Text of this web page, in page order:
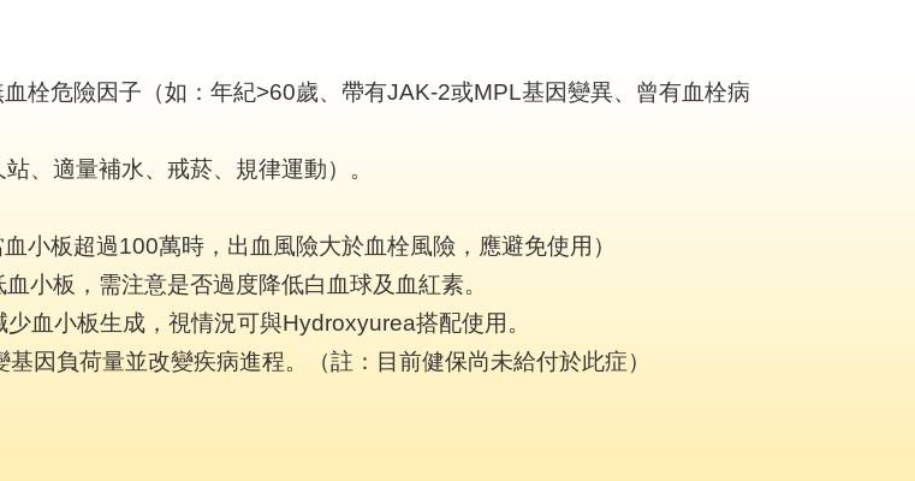
栓危險因子（如：年紀>60歲、帶有JAK-2或MPL基因變異、曾有血栓病
、適量補水、戒菸、規律運動）。
板超過100萬時，出血風險大於血栓風險，應避免使用）
小板，需注意是否過度降低白血球及血紅素。
血小板生成，視情況可與Hydroxyurea搭配使用。
因負荷量並改變疾病進程。（註：目前健保尚未給付於此症）